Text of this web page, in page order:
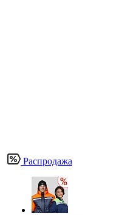
Распродажа